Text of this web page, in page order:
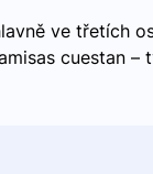
ve třetích
cuestan –